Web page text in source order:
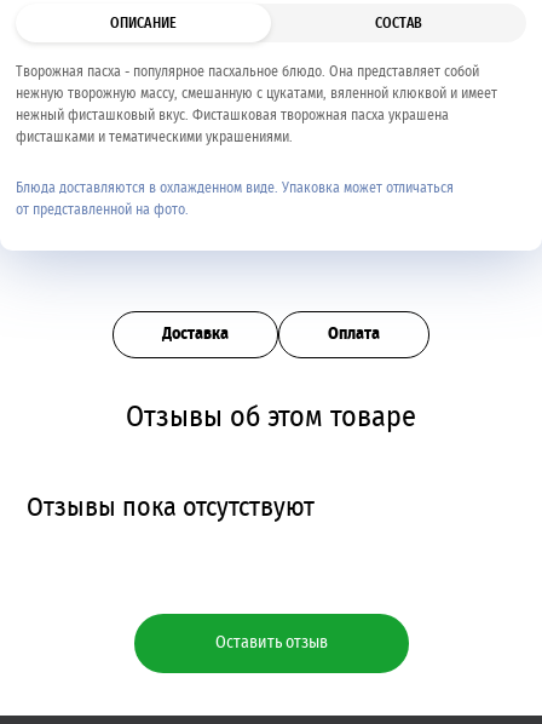
ОПИСАНИЕ СОСТАВ
Творожная пасха - популярное пасхальное блюдо. Она представляет собой
нежную творожную массу, смешанную с цукатами, вяленной клюквой и имеет
нежный фисташковый вкус. Фисташковая творожная пасха украшена
фисташками и тематическими украшениями.
Блюда доставляются в охлажденном виде. Упаковка может отличаться
от представленной на фото.
Доставка Оплата
Отзывы об этом товаре
Оставить отзыв
Отзывы пока отсутствуют